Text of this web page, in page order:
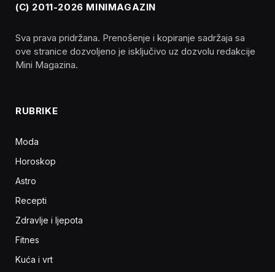
(C) 2011-2026 MINIMAGAZIN
Sva prava pridržana. Prenošenje i kopiranje sadržaja sa
ove stranice dozvoljeno je isključivo uz dozvolu redakcije
Mini Magazina.
RUBRIKE
Moda
Horoskop
Astro
Recepti
Zdravlje i ljepota
Fitnes
Kuća i vrt